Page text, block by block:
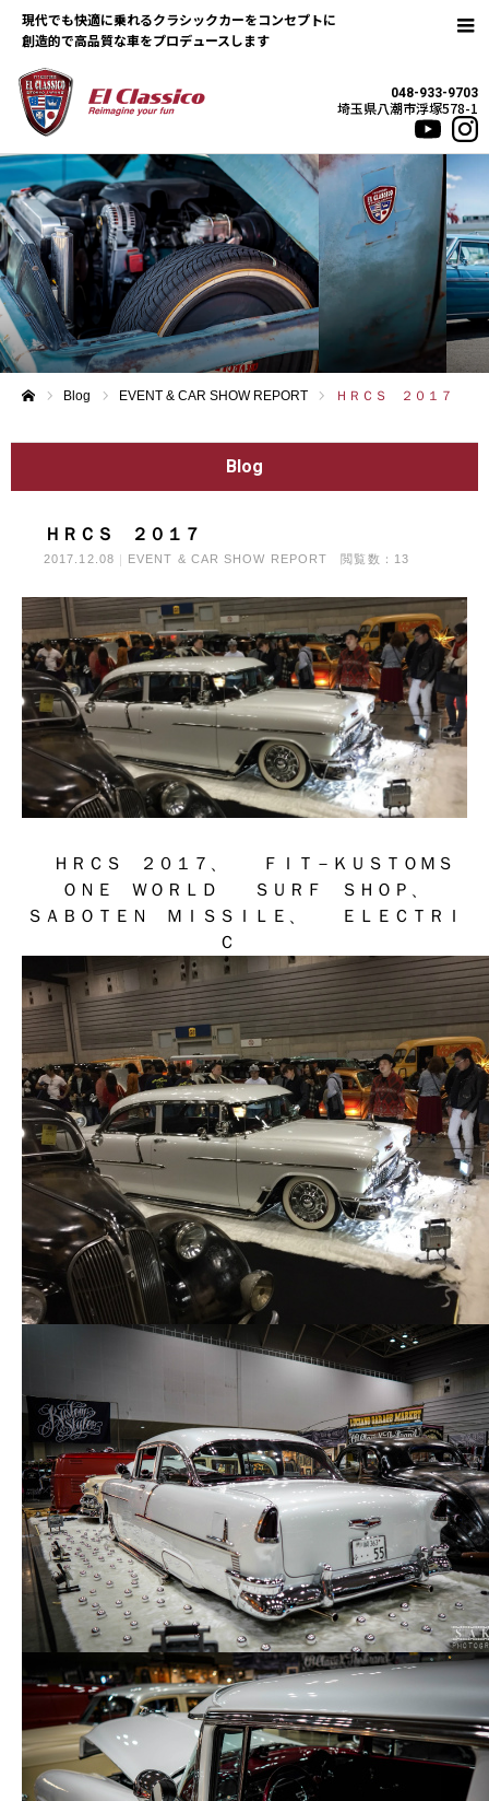
現代でも快適に乗れるクラシックカーをコンセプトに
048-933-9703
埼玉県八潮市浮塚578-1
Blog EVENT & CAR SHOW REPORT ＨＲＣＳ ２０１７
Blog
ＨＲＣＳ ２０１７
2017.12.08 EVENT & CAR SHOW REPORT 閲覧数：13
ＨＲＣＳ ２０１７、 ＦＩＴ－ＫＵＳＴＯＭＳ
ＯＮＥ ＷＯＲＬＤ ＳＵＲＦ ＳＨＯＰ
ＳＡＢＯＴＥＮ ＭＩＳＳＩＬＥ
ＥＬＥＣＴＲＩ
Ｃ